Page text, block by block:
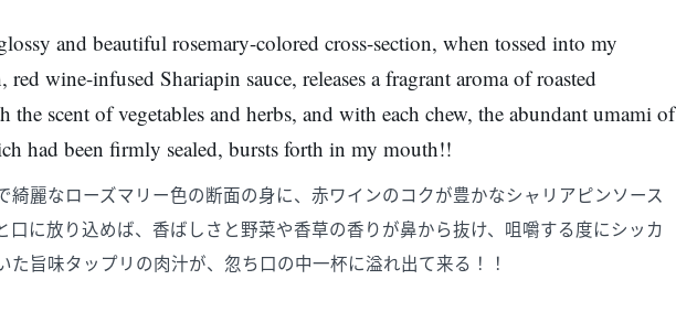
and beautiful rosemary-colored cross-section, when tossed into my
wine-infused Shariapin sauce, releases a fragrant aroma of roasted
the scent of vegetables and herbs, and with each chew, the abundant umami of
had been firmly sealed, bursts forth in my mouth!!
綺麗なローズマリー色の断面の身に、赤ワインのコクが豊かなシャリアピンソース
口に放り込めば、香ばしさと野菜や香草の香りが鼻から抜け、咀嚼する度にシッカ
た旨味タップリの肉汁が、忽ち口の中一杯に溢れ出て来る！！